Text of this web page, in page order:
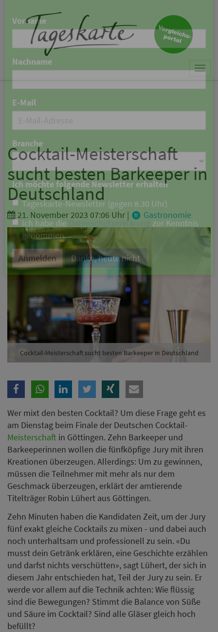
Cocktail-Meisterschaft
sucht besten Barkeeper in
Deutschland
21. November 2023 07:06 Uhr | Gastronomie
Cocktail-Meisterschaft sucht besten Barkeeper in Deutschland
Wer mixt den besten Cocktail? Um diese Frage geht es
am Dienstag beim Finale der Deutschen Cocktail-
Meisterschaft in Göttingen. Zehn Barkeeper und
Barkeeperinnen wollen die fünfköpfige Jury mit ihren
Kreationen überzeugen. Allerdings: Um zu gewinnen,
müssen die Teilnehmer mit mehr als nur dem
Geschmack überzeugen, erklärt der amtierende
Titelträger Robin Lühert aus Göttingen.
Zehn Minuten haben die Kandidaten Zeit, um der Jury
fünf exakt gleiche Cocktails zu mixen - und dabei auch
noch unterhaltsam und professionell zu sein. «Du
musst dein Getränk erklären, eine Geschichte erzählen
und darfst nichts verschütten», sagt Lühert, der sich in
diesem Jahr entschieden hat, Teil der Jury zu sein. Er
werde vor allem auf die Technik achten: Wie flüssig
sind die Bewegungen? Stimmt die Balance von Süße
und Säure im Cocktail? Sind alle Gläser gleich hoch
befüllt?
Keine Nachricht mehr
verpassen!
Jetzt zum Tageskarte-Newsletter
anmelden.
Vorname
Nachname
E-Mail*
Branche
Ich möchte folgende Newsletter erhalten
Tageskarte-Newsletter (gegen 8.30 Uhr)
Ich habe dieDatenschutzerklärungzur Kenntnis
genommen.
Anmelden Danke, heute nicht